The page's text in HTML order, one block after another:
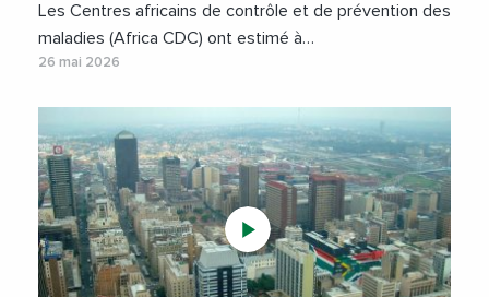
Les Centres africains de contrôle et de prévention des
maladies (Africa CDC) ont estimé à…
26 mai 2026